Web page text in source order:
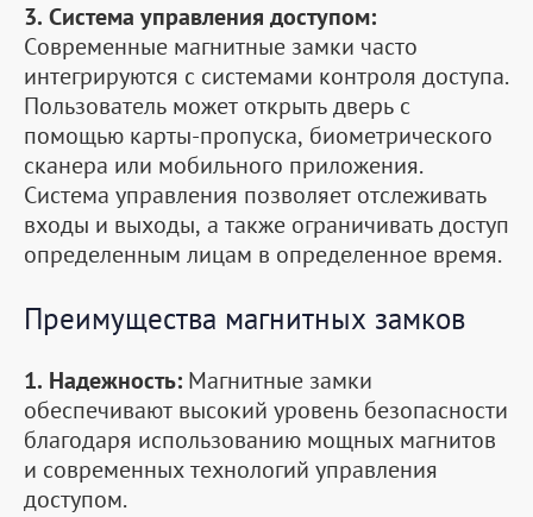
3. Система управления доступом:
Современные магнитные замки часто
интегрируются с системами контроля доступа.
Пользователь может открыть дверь с
помощью карты-пропуска, биометрического
сканера или мобильного приложения.
Система управления позволяет отслеживать
входы и выходы, а также ограничивать доступ
определенным лицам в определенное время.
Преимущества магнитных замков
1. Надежность: Магнитные замки
обеспечивают высокий уровень безопасности
благодаря использованию мощных магнитов
и современных технологий управления
доступом.